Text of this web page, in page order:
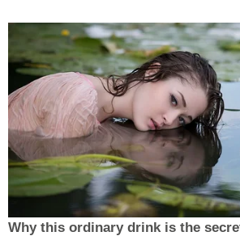
Why this ordinary drink is the